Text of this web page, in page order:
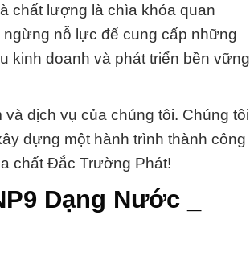
chất lượng là chìa khóa quan
nỗ lực để cung cấp những
kinh doanh và phát triển bền vững
dịch vụ của chúng tôi. Chúng tôi
dựng một hành trình thành công
chất Đắc Trường Phát!
Dạng Nước _